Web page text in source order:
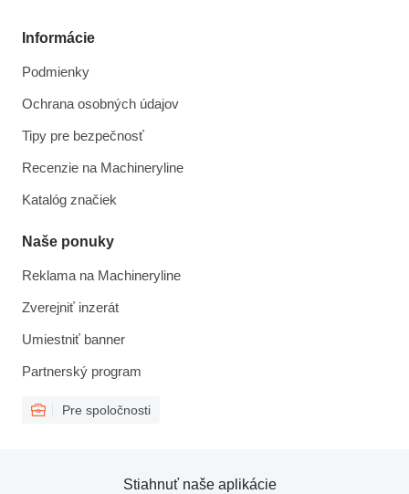
Informácie
Podmienky
Ochrana osobných údajov
Tipy pre bezpečnosť
Recenzie na Machineryline
Katalóg značiek
Naše ponuky
Reklama na Machineryline
Zverejniť inzerát
Umiestniť banner
Partnerský program
Pre spoločnosti
Stiahnuť naše aplikácie